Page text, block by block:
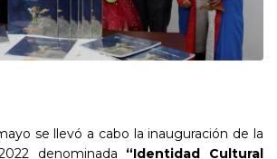
se llevó a cabo la inauguración de la
denominada “Identidad Cultural